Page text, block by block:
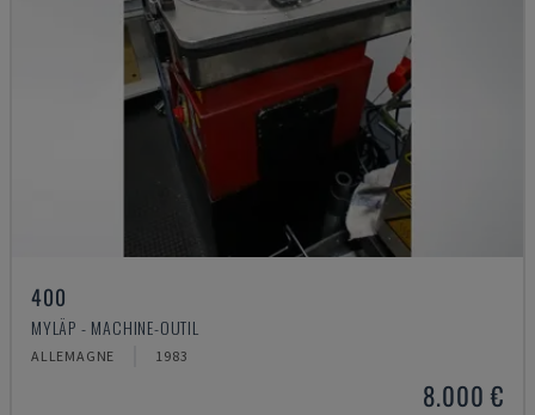
400
MYLÄP - MACHINE-OUTIL
ALLEMAGNE 1983
8.000 €